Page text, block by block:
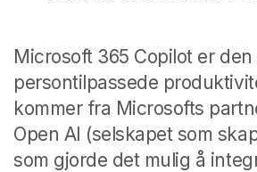
Microsoft 365 Copilot er den
persontilpassede
kommer fra Microsofts
Open AI (selskapet som
som gjorde det mulig å